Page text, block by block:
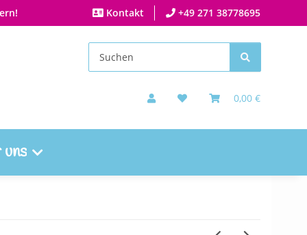
Kontakt +49 271 38778695
0,00 €